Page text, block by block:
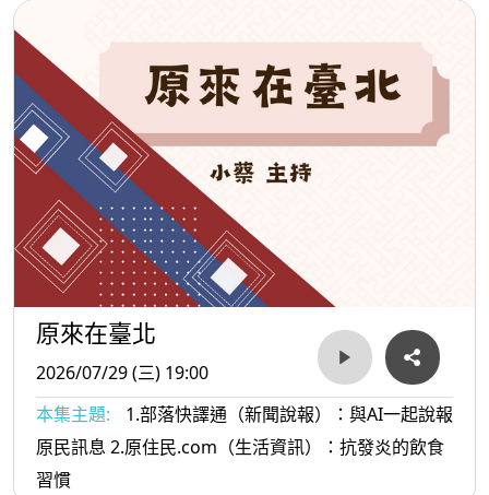
原來在臺北
2026/07/29 (三) 19:00
本集主題:
1.部落快譯通（新聞說報）：與AI一起說報
原民訊息 2.原住民.com（生活資訊）：抗發炎的飲食
習慣